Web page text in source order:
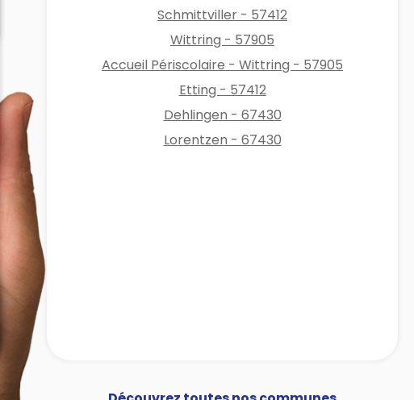
Schmittviller - 57412
Wittring - 57905
Accueil Périscolaire - Wittring - 57905
Etting - 57412
Dehlingen - 67430
Lorentzen - 67430